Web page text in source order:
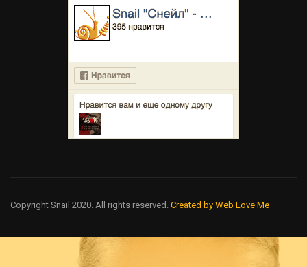
Copyright Snail 2020. All rights reserved. Created by Web Love Me